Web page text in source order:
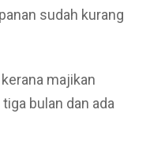
sudah kurang
majikan
bulan dan ada